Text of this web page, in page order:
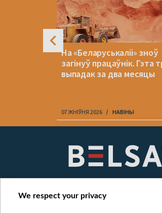
На «Беларуськаліі» зноў
загінуў працаўнік. Гэта
выпадак за два месяцы
07 ЖНІЎНЯ 2026 НАВІНЫ
We respect your privacy